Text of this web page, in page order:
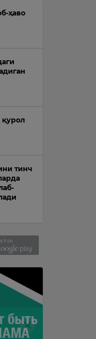
ҳаво
тинч